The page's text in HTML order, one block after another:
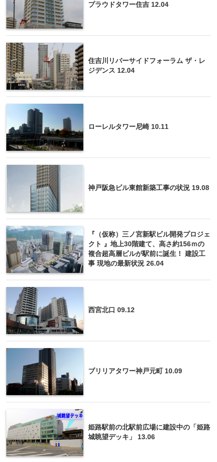
プラウドタワー住吉 12.04
住吉川リバーサイドフォーラム ザ・レ
ジデンス 12.04
ローレルタワー尼崎 10.11
神戸阪急ビル東館新築工事の状況 19.08
『（仮称）三ノ宮新駅ビル開発プロジェ
クト 』地上30階建て、高さ約156ｍの
複合超高層ビルが駅前に誕生！ 建設工
事 現地の最新状況 26.04
西宮北口 09.12
ブリリアタワー神戸元町 10.09
姫路駅前の北駅前広場に建設中の「姫路
城眺望デッキ」 13.06